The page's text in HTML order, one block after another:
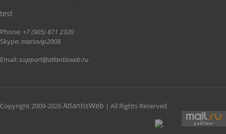
test
Phone: +7 (905) 871 2320
Skype:mariovip2008
Email: support@atlantisweb.ru
Copyright 2009-2026AtlantisWeb | All Rights Reserved